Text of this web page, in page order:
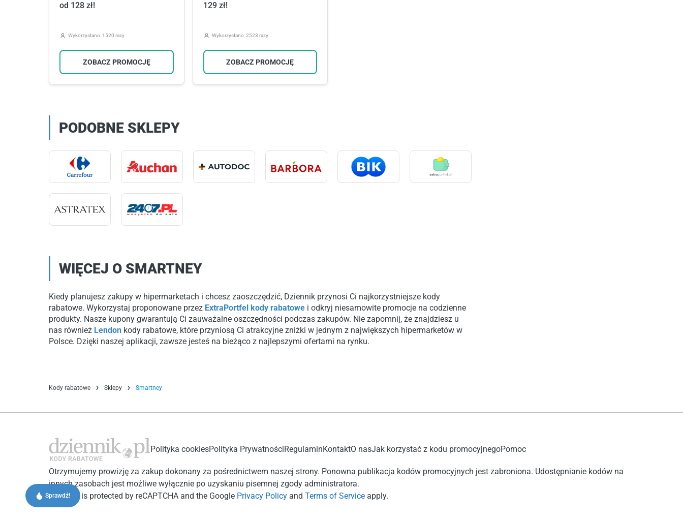
od 128 zł!
Wykorzystano 1520 razy
ZOBACZ PROMOCJĘ
129 zł!
Wykorzystano 2523 razy
ZOBACZ PROMOCJĘ
PODOBNE SKLEPY
WIĘCEJ O SMARTNEY
Kiedy planujesz zakupy w hipermarketach i chcesz zaoszczędzić, Dziennik przynosi Ci najkorzystniejsze kody
rabatowe. Wykorzystaj proponowane przez ExtraPortfel kody rabatowe i odkryj niesamowite promocje na codzienne
produkty. Nasze kupony gwarantują Ci zauważalne oszczędności podczas zakupów. Nie zapomnij, że znajdziesz u
nas również Lendon kody rabatowe, które przyniosą Ci atrakcyjne zniżki w jednym z największych hipermarketów w
Polsce. Dzięki naszej aplikacji, zawsze jesteś na bieżąco z najlepszymi ofertami na rynku.
Kody rabatowe Sklepy Smartney
Sprawdź!
Polityka cookiesPolityka PrywatnościRegulaminKontaktO nasJak korzystać z kodu promocyjnegoPomoc
Otrzymujemy prowizję za zakup dokonany za pośrednictwem naszej strony. Ponowna publikacja kodów promocyjnych jest zabroniona. Udostępnianie kodów na
innych zasobach jest możliwe wyłącznie po uzyskaniu pisemnej zgody administratora.
This site is protected by reCAPTCHA and the Google Privacy Policy and Terms of Service apply.